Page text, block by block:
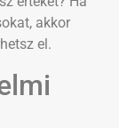
akkor
el.